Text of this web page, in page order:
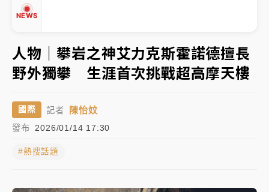
NEWS
中信慈善基金會想增加董事人數！辜仲諒向法院聲請遭
駁 理由曝光
故宮《龍藏經》特展第2檔！今線上預約開賣一度塞車
周六起展出延長至晚上7時
台東農業處長涉圖利渡假村！東檢抗告成功 今重開羈
父親節泡湯了！中颱白海豚雨彈轟3天 「紅到發紫」降
雨熱區曝
人物｜攀岩之神艾力克斯霍諾德擅長
野外獨攀 生涯首次挑戰超高摩天樓
國際 記者 陳怡妏
發布 2026/01/14 17:30
#熱搜話題